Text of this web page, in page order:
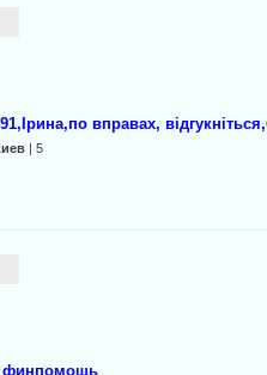
вправах,
| 5
финпомощь